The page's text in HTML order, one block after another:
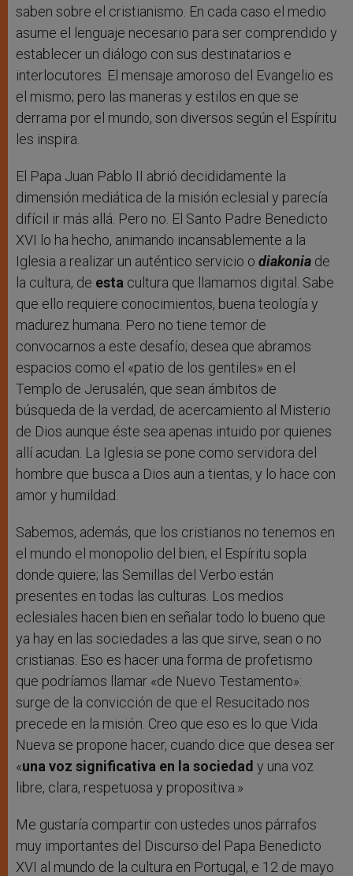
saben sobre el cristianismo. En cada caso el medio
asume el lenguaje necesario para ser comprendido y
establecer un diálogo con sus destinatarios e
interlocutores. El mensaje amoroso del Evangelio es
el mismo; pero las maneras y estilos en que se
derrama por el mundo, son diversos según el Espíritu
les inspira.
El Papa Juan Pablo II abrió decididamente la
dimensión mediática de la misión eclesial y parecía
difícil ir más allá. Pero no. El Santo Padre Benedicto
XVI lo ha hecho, animando incansablemente a la
Iglesia a realizar un auténtico servicio o diakonia de
la cultura, de esta cultura que llamamos digital. Sabe
que ello requiere conocimientos, buena teología y
madurez humana. Pero no tiene temor de
convocarnos a este desafío; desea que abramos
espacios como el «patio de los gentiles» en el
Templo de Jerusalén, que sean ámbitos de
búsqueda de la verdad, de acercamiento al Misterio
de Dios aunque éste sea apenas intuido por quienes
allí acudan. La Iglesia se pone como servidora del
hombre que busca a Dios aun a tientas, y lo hace con
amor y humildad.
Sabemos, además, que los cristianos no tenemos en
el mundo el monopolio del bien; el Espíritu sopla
donde quiere; las Semillas del Verbo están
presentes en todas las culturas. Los medios
eclesiales hacen bien en señalar todo lo bueno que
ya hay en las sociedades a las que sirve, sean o no
cristianas. Eso es hacer una forma de profetismo
que podríamos llamar «de Nuevo Testamento»:
surge de la convicción de que el Resucitado nos
precede en la misión. Creo que eso es lo que Vida
Nueva se propone hacer, cuando dice que desea ser
«una voz significativa en la sociedad y una voz
libre, clara, respetuosa y propositiva.»
Me gustaría compartir con ustedes unos párrafos
muy importantes del Discurso del Papa Benedicto
XVI al mundo de la cultura en Portugal, e 12 de mayo